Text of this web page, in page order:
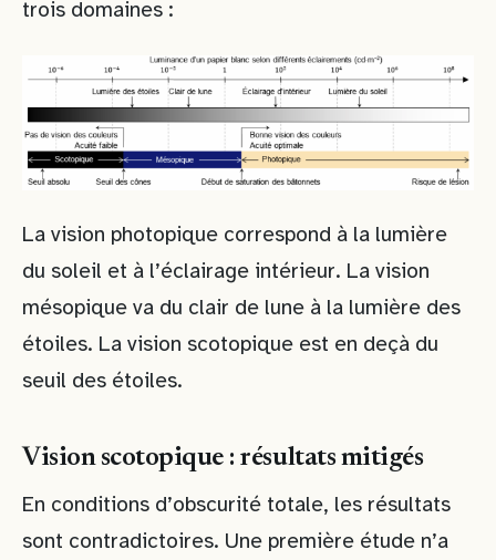
trois domaines :
La vision photopique correspond à la lumière
du soleil et à l’éclairage intérieur. La vision
mésopique va du clair de lune à la lumière des
étoiles. La vision scotopique est en deçà du
seuil des étoiles.
Vision scotopique : résultats mitigés
En conditions d’obscurité totale, les résultats
sont contradictoires. Une première étude n’a